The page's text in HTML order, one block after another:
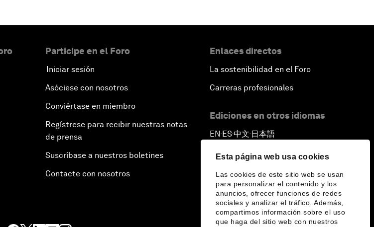
Esta página web usa cookies
Las cookies de este sitio web se usan
para personalizar el contenido y los
anuncios, ofrecer funciones de redes
sociales y analizar el tráfico. Además,
compartimos información sobre el uso
que haga del sitio web con nuestros
Participe en el Foro
Iniciar sesión
Asóciese con nosotros
Conviértase en miembro
Regístrese para recibir nuestras notas
de prensa
Suscríbase a nuestros boletines
Contacte con nosotros
Enlaces directos
La sostenibilidad en el Foro
Carreras profesionales
Ediciones en otros idiomas
EN ▪ ES▪中文▪ 日本語